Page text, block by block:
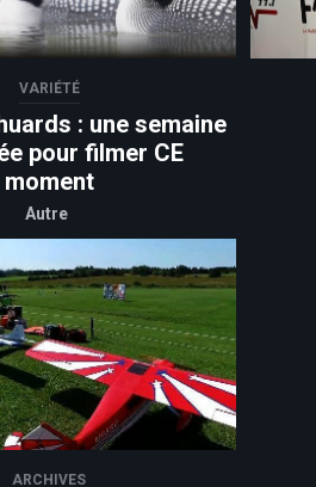
VARIÉTÉ
: une semaine
pour filmer CE
moment
Autre
ARCHIVES